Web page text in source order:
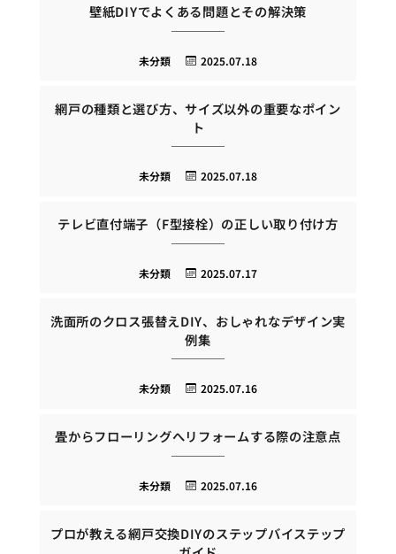
壁紙DIYでよくある問題とその解決策
2025.07.18
未分類
網戸の種類と選び方、サイズ以外の重要なポイン
ト
2025.07.18
未分類
テレビ直付端子（F型接栓）の正しい取り付け方
2025.07.17
未分類
洗面所のクロス張替えDIY、おしゃれなデザイン実
例集
2025.07.16
未分類
畳からフローリングへリフォームする際の注意点
2025.07.16
未分類
プロが教える網戸交換DIYのステップバイステップ